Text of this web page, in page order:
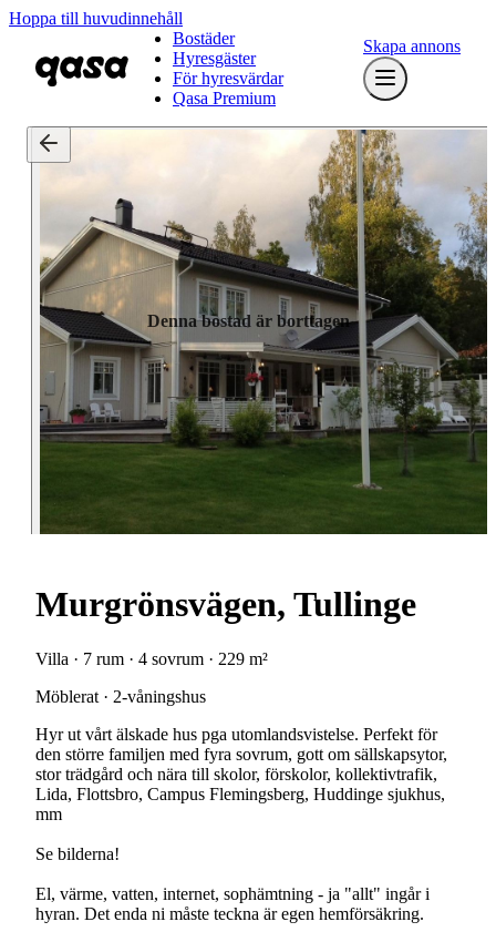
Hoppa till huvudinnehåll
Bostäder
Hyresgäster
För hyresvärdar
Qasa Premium
Skapa annons
Denna bostad är borttagen
Murgrönsvägen, Tullinge
Villa · 7 rum · 4 sovrum · 229 m²
Möblerat · 2-våningshus
Hyr ut vårt älskade hus pga utomlandsvistelse. Perfekt för
den större familjen med fyra sovrum, gott om sällskapsytor,
stor trädgård och nära till skolor, förskolor, kollektivtrafik,
Lida, Flottsbro, Campus Flemingsberg, Huddinge sjukhus,
mm
Se bilderna!
El, värme, vatten, internet, sophämtning - ja "allt" ingår i